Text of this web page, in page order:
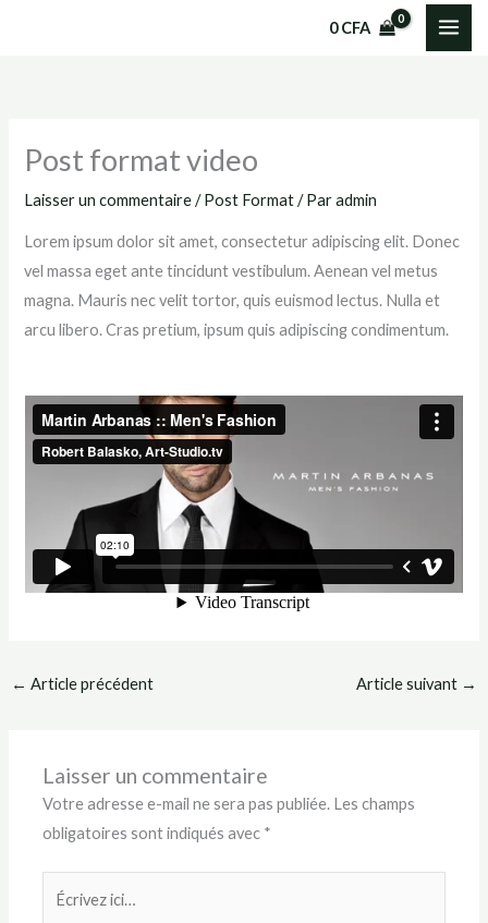
0CFA
Post format video
Laisser un commentaire /Post Format/ Paradmin
Lorem ipsum dolor sit amet, consectetur adipiscing elit. Donec
vel massa eget ante tincidunt vestibulum. Aenean vel metus
magna. Mauris nec velit tortor, quis euismod lectus. Nulla et
arcu libero. Cras pretium, ipsum quis adipiscing condimentum.
← Article précédent Article suivant →
Laisser un commentaire
Votre adresse e-mail ne sera pas publiée. Les champs
obligatoires sont indiqués avec *